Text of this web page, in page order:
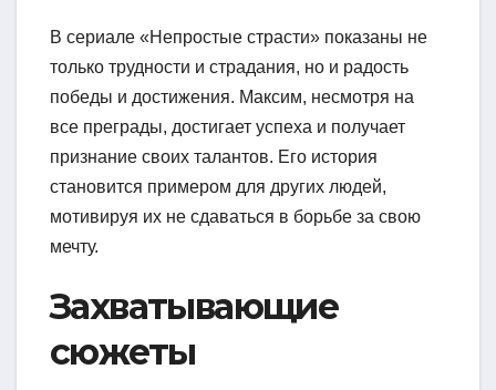
В сериале «Непростые страсти» показаны не
только трудности и страдания, но и радость
победы и достижения. Максим, несмотря на
все преграды, достигает успеха и получает
признание своих талантов. Его история
становится примером для других людей,
мотивируя их не сдаваться в борьбе за свою
мечту.
Захватывающие
сюжеты